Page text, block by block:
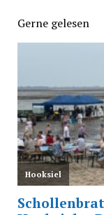
Gerne gelesen